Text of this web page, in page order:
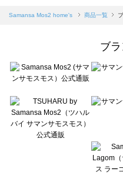
Samansa Mos2 blue（サマンサモスモ
Te chichi（テチチ）の一覧
Te chichi CLASSIC（テチチ クラシック
Lugnoncure（ルノンキュール）の一覧
BETTY'S BLUE（べティーズブルー）
Wpc.（ワールドパーティー）の一覧
Samansa Mos2 home's 商品一覧
ブ